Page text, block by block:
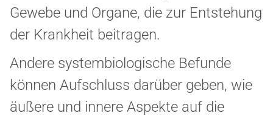
Gewebe und Organe, die zur Entstehung
der Krankheit beitragen.
Andere systembiologische Befunde
können Aufschluss darüber geben, wie
äußere und innere Aspekte auf die